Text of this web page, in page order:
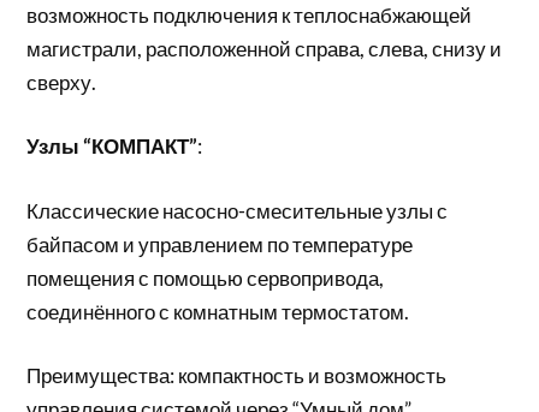
возможность подключения к теплоснабжающей
магистрали, расположенной справа, слева, снизу и
сверху.
Узлы “КОМПАКТ”:
Классические насосно-смесительные узлы с
байпасом и управлением по температуре
помещения с помощью сервопривода,
соединённого с комнатным термостатом.
Преимущества: компактность и возможность